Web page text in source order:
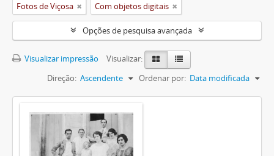
Fotos de Viçosa Com objetos digitais
Opções de pesquisa avançada
Visualizar impressão
Visualizar:
Ordenar por: Data modificada
Direção: Ascendente